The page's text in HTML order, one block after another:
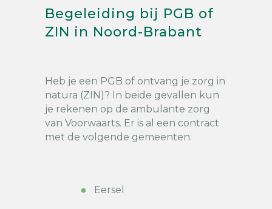
Begeleiding bij PGB of
ZIN in Noord-Brabant
Heb je een PGB of ontvang je zorg in
natura (ZIN)? In beide gevallen kun
je rekenen op de ambulante zorg
van Voorwaarts. Er is al een contract
met de volgende gemeenten:
Eersel